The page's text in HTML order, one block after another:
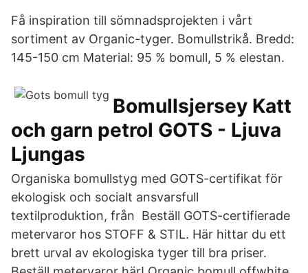
Få inspiration till sömnadsprojekten i vårt
sortiment av Organic-tyger. Bomullstrikå. Bredd:
145-150 cm Material: 95 % bomull, 5 % elestan.
Bomullsjersey Katt
och garn petrol GOTS - Ljuva
Ljungas
Organiska bomullstyg med GOTS-certifikat för
ekologisk och socialt ansvarsfull
textilproduktion, från Beställ GOTS-certifierade
metervaror hos STOFF & STIL. Här hittar du ett
brett urval av ekologiska tyger till bra priser.